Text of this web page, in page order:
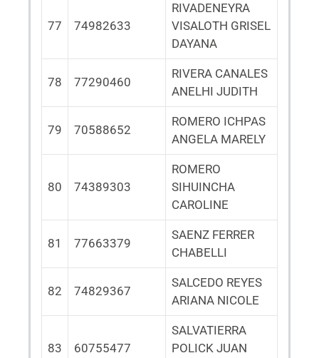
77 74982633
RIVADENEYRA
VISALOTH GRISEL
DAYANA
78 77290460
RIVERA CANALES
ANELHI JUDITH
79 70588652
ROMERO ICHPAS
ANGELA MARELY
80 74389303
ROMERO
SIHUINCHA
CAROLINE
81 77663379
SAENZ FERRER
CHABELLI
82 74829367
SALCEDO REYES
ARIANA NICOLE
83 60755477
SALVATIERRA
POLICK JUAN